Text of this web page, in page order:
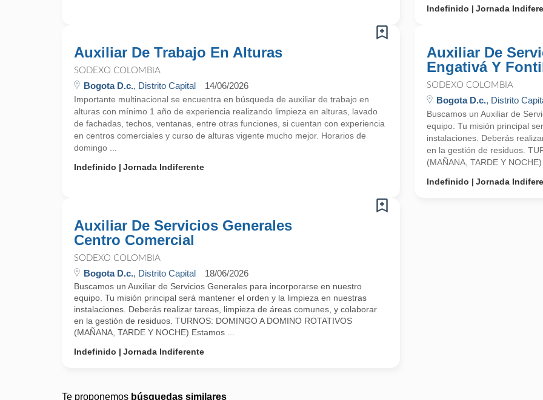
Indefinido
Jornada
Auxiliar De Trabajo En Alturas
SODEXO COLOMBIA
Bogota D.c., Distrito Capital 14/06/2026
Importante multinacional se encuentra en búsqueda de auxiliar de trabajo en
alturas con mínimo 1 año de experiencia realizando limpieza en alturas, lavado
de fachadas, techos, ventanas, entre otras funciones, si cuentan con experiencia
en centros comerciales y curso de alturas vigente mucho mejor. Horarios de
domingo ...
Indefinido
Jornada Indiferente
Auxiliar De
Engativá Y
SODEXO COLOMBIA
Bogota D.c., Distrito
Buscamos un Auxiliar de
equipo. Tu misión principal
instalaciones. Deberás
en la gestión de residuos.
(MAÑANA, TARDE Y NOCHE)
Indefinido
Jornada
Auxiliar De Servicios Generales
Centro Comercial
SODEXO COLOMBIA
Bogota D.c., Distrito Capital 18/06/2026
Buscamos un Auxiliar de Servicios Generales para incorporarse en nuestro
equipo. Tu misión principal será mantener el orden y la limpieza en nuestras
instalaciones. Deberás realizar tareas, limpieza de áreas comunes, y colaborar
en la gestión de residuos. TURNOS: DOMINGO A DOMINO ROTATIVOS
(MAÑANA, TARDE Y NOCHE) Estamos ...
Indefinido
Jornada Indiferente
Te proponemos búsquedas similares